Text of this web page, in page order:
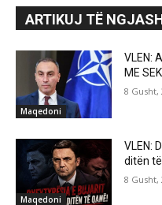
ARTIKUJ TË
Maqedoni
VLEN:
ME
8 Gusht,
Maqedoni
VLEN:
ditën
8 Gusht,